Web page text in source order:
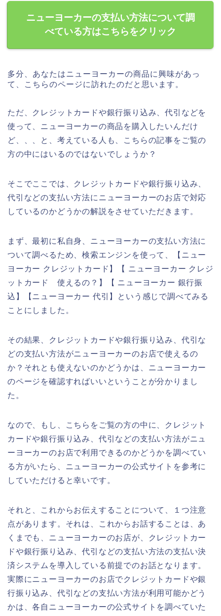
ニューヨーカーの支払い方法について調
べている方はこちらをクリック
多分、あなたはニューヨーカーの商品に興味があっ
て、こちらのページに訪れたのだと思います。
ただ、クレジットカードや銀行振り込み、代引などを
使って、ニューヨーカーの商品を購入したいんだけ
ど、、、と、考えている人も、こちらの記事をご覧の
方の中にはいるのではないでしょうか？
そこでここでは、クレジットカードや銀行振り込み、
代引などの支払い方法にニューヨーカーのお店で対応
しているのかどうかの解説をさせていただきます。
まず、最初に私自身、ニューヨーカーの支払い方法に
ついて調べるため、検索エンジンを使って、【ニュー
ヨーカー クレジットカード】【 ニューヨーカー クレジ
ットカード 使えるの？】【 ニューヨーカー 銀行振
込】【ニューヨーカー 代引】という感じで調べてみる
ことにしました。
その結果、クレジットカードや銀行振り込み、代引な
どの支払い方法がニューヨーカーのお店で使えるの
か？それとも使えないのかどうかは、ニューヨーカー
のページを確認すればいいということが分かりまし
た。
なので、もし、こちらをご覧の方の中に、クレジット
カードや銀行振り込み、代引などの支払い方法がニュ
ーヨーカーのお店で利用できるのかどうかを調べてい
る方がいたら、ニューヨーカーの公式サイトを参考に
していただけると幸いです。
それと、これからお伝えすることについて、１つ注意
点があります。それは、これからお話することは、あ
くまでも、ニューヨーカーのお店が、クレジットカー
ドや銀行振り込み、代引などの支払い方法の支払い決
済システムを導入している前提でのお話となります。
実際にニューヨーカーのお店でクレジットカードや銀
行振り込み、代引などの支払い方法が利用可能かどう
かは、各自ニューヨーカーの公式サイトを調べていた